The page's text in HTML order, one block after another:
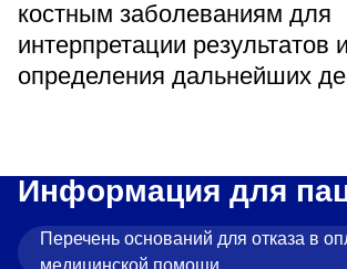
костным заболеваниям для
интерпретации результатов и
определения дальнейших
Информация для
Перечень оснований для отказа в
медицинской помощи